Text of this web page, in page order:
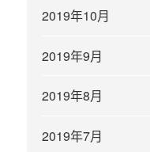
2019年10月
2019年9月
2019年8月
2019年7月